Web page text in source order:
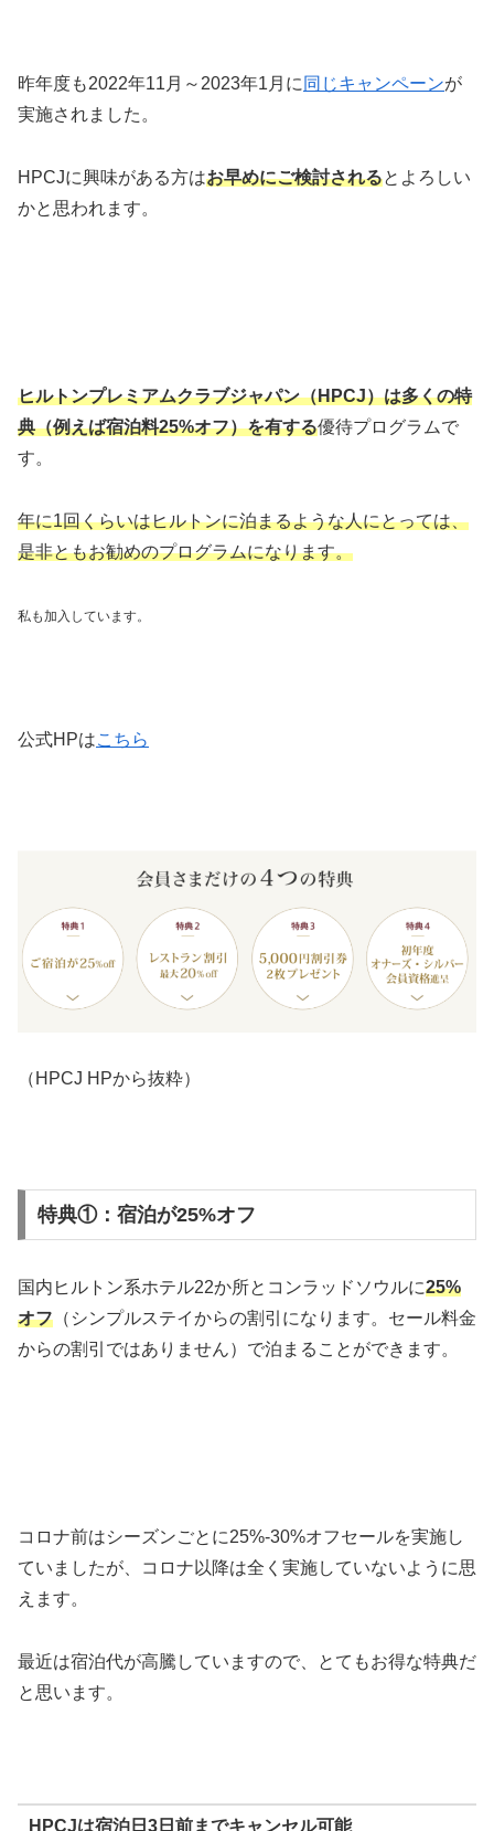
昨年度も2022年11月～2023年1月に 同じキャンペーンが
実施されました。
HPCJに興味がある方はお早めにご検討されるとよろしい
かと思われます。
ヒルトンプレミアムクラブジャパン（HPCJ）は多くの特
典（例えば宿泊料25%オフ）を有する優待プログラムで
す。
年に1回くらいはヒルトンに泊まるような人にとっては、
是非ともお勧めのプログラムになります。
私も加入しています。
公式HPはこちら
（HPCJ HPから抜粋）
特典①：宿泊が25%オフ
国内ヒルトン系ホテル22か所とコンラッドソウルに25%
オフ （シンプルステイからの割引になります。セール料金
からの割引ではありません）で泊まることができます。
コロナ前はシーズンごとに25%-30%オフセールを実施し
ていましたが、コロナ以降は全く実施していないように思
えます。
最近は宿泊代が高騰していますので、とてもお得な特典だ
と思います。
HPCJは宿泊日3日前までキャンセル可能